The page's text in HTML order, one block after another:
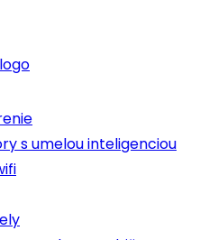
s umelou inteligenciou